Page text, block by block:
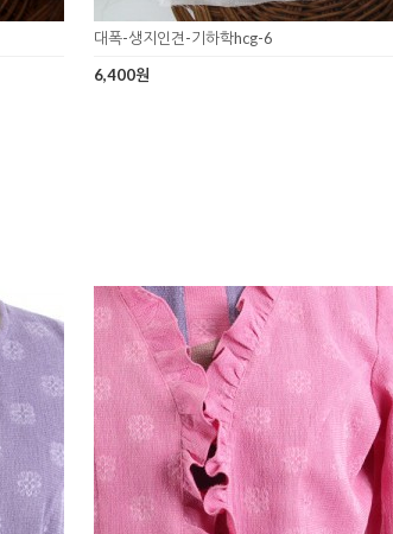
대폭-생지인견-기하학hcg-6
6,400원